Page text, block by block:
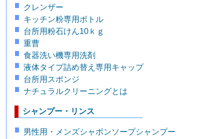
クレンザー
キッチン粉専用ボトル
台所用粉石けん10ｋｇ
重曹
食器洗い機専用洗剤
液体タイプ詰め替え専用キャップ
台所用スポンジ
ナチュラルクリーニングとは
シャンプー・リンス
男性用・メンズシャボンソープシャンプー